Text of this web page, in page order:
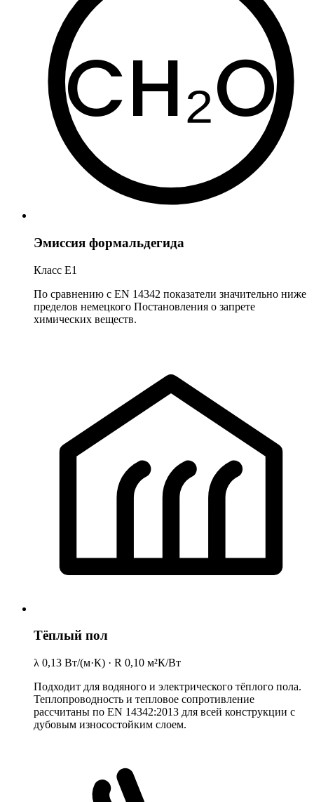
CH₂O
Эмиссия формальдегида
Класс E1
По сравнению с EN 14342 показатели значительно ниже
пределов немецкого Постановления о запрете
химических веществ.
Тёплый пол
λ 0,13 Вт/(м·К) · R 0,10 м²К/Вт
Подходит для водяного и электрического тёплого пола.
Теплопроводность и тепловое сопротивление
рассчитаны по EN 14342:2013 для всей конструкции с
дубовым износостойким слоем.